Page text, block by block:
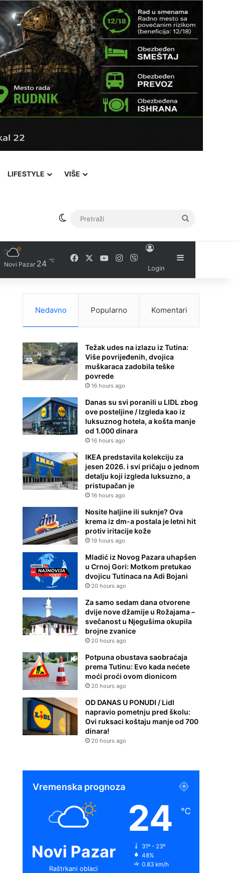
LIFESTYLE VIŠE
Switch skin
Novi Pazar 24 ℃ FacebookYouTubeInstagram
Login
Sidebar
Nedavno Popularno Komentari
Težak udes na izlazu iz Tutina:
Više povrijeđenih, dvojica
muškaraca zadobila teške
povrede
16 hours ago
Danas su svi poranili u LIDL zbog
ove posteljine / Izgleda kao iz
luksuznog hotela, a košta manje
od 1.000 dinara
16 hours ago
IKEA predstavila kolekciju za
jesen 2026. i svi pričaju o jednom
detalju koji izgleda luksuzno, a
pristupačan je
16 hours ago
Nosite haljine ili suknje? Ova
krema iz dm-a postala je letni hit
protiv iritacije kože
19 hours ago
Mladić iz Novog Pazara uhapšen
u Crnoj Gori: Motkom pretukao
dvojicu Tutinaca na Adi Bojani
20 hours ago
Za samo sedam dana otvorene
dvije nove džamije u Rožajama –
svečanost u Njegušima okupila
brojne zvanice
20 hours ago
Potpuna obustava saobraćaja
prema Tutinu: Evo kada nećete
moći proći ovom dionicom
20 hours ago
OD DANAS U PONUDI / Lidl
napravio pometnju pred školu:
Ovi ruksaci koštaju manje od 700
dinara!
20 hours ago
Vremenska prognoza
Novi Pazar
Raštrkani oblaci
24 ℃
31º - 23º
48%
0.83 km/h